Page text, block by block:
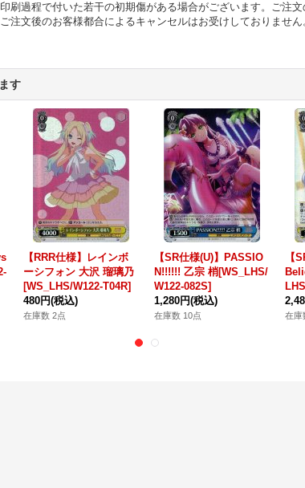
刷過程で付いた若干の初期傷がある場合がございます。ご注文
注文後のお客様都合によるキャンセルはお受けしておりません
す
【RRR仕様】レインボ
ーシフォン 大沢 瑠璃乃
[WS_LHS/W122-T04R]
480円(税込)
在庫数 2点
【SR仕様(U)】PASSIO
N!!!!!! 乙宗 梢[WS_LHS/
W122-082S]
1,280円(税込)
在庫数 10点
【
在庫